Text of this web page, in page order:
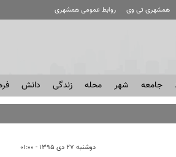
همشهری تی وی روابط عمومی همشهری
جامعه شهر محله زندگی دانش
به سندروم عقل کل ت
دوشنبه ۲۷ دی ۱۳۹۵ - ۰۱:۰۰